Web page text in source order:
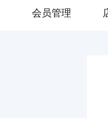
会员管理